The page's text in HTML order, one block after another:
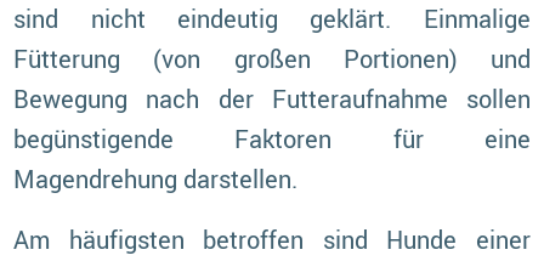
sind nicht eindeutig geklärt. Einmalige
Fütterung (von großen Portionen) und
Bewegung nach der Futteraufnahme sollen
begünstigende Faktoren für eine
Magendrehung darstellen.
Am häufigsten betroffen sind Hunde einer